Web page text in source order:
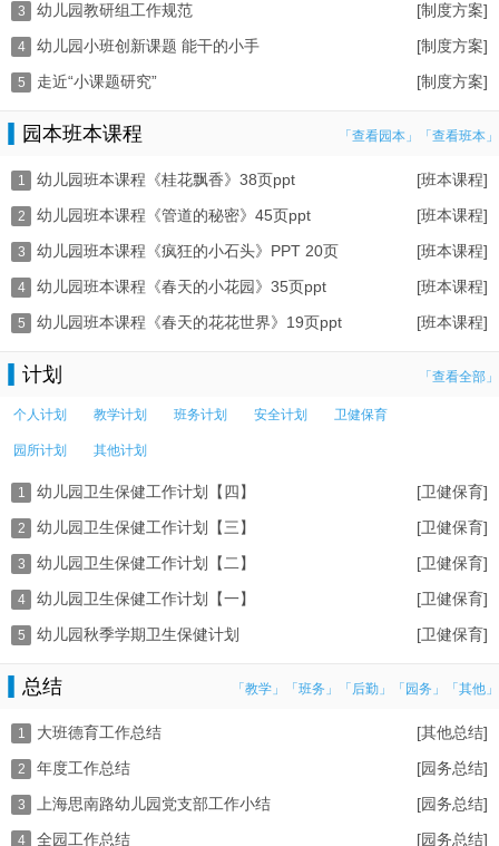
[制度方案]
3
幼儿园教研组工作规范
[制度方案]
4
幼儿园小班创新课题 能干的小手
[制度方案]
5 走近“小课题研究”
「查看班本」
「查看园本」
园本班本课程
[班本课程]
1
幼儿园班本课程《桂花飘香》38页ppt
[班本课程]
2
幼儿园班本课程《管道的秘密》45页ppt
[班本课程]
3
幼儿园班本课程《疯狂的小石头》PPT 20页
[班本课程]
4
幼儿园班本课程《春天的小花园》35页ppt
[班本课程]
5 幼儿园班本课程《春天的花花世界》19页ppt
「查看全部」
计划
个人计划 教学计划 班务计划 安全计划 卫健保育
园所计划 其他计划
[卫健保育]
1
幼儿园卫生保健工作计划【四】
[卫健保育]
2
幼儿园卫生保健工作计划【三】
[卫健保育]
3
幼儿园卫生保健工作计划【二】
[卫健保育]
4
幼儿园卫生保健工作计划【一】
[卫健保育]
5 幼儿园秋季学期卫生保健计划
「其他」
「园务」
「后勤」
「班务」
「教学」
总结
[其他总结]
1
大班德育工作总结
[园务总结]
2
年度工作总结
[园务总结]
3
上海思南路幼儿园党支部工作小结
[园务总结]
4 全园工作总结